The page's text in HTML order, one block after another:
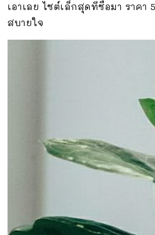
เอาเลย ไซต์เล็กสุดที่ซื้อมา ราค
สบายใจ